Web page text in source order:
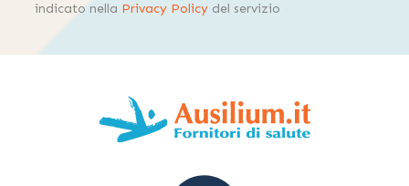
indicato nella Privacy Policy del servizio